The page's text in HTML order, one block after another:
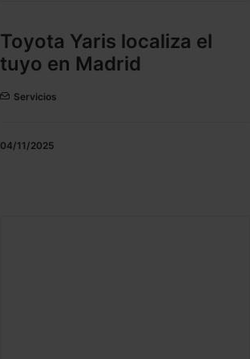
Toyota Yaris localiza el
tuyo en Madrid
Servicios
04/11/2025